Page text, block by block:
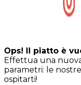
Ops! Il piatto è
Effettua una
parametri: le
ospitarti!